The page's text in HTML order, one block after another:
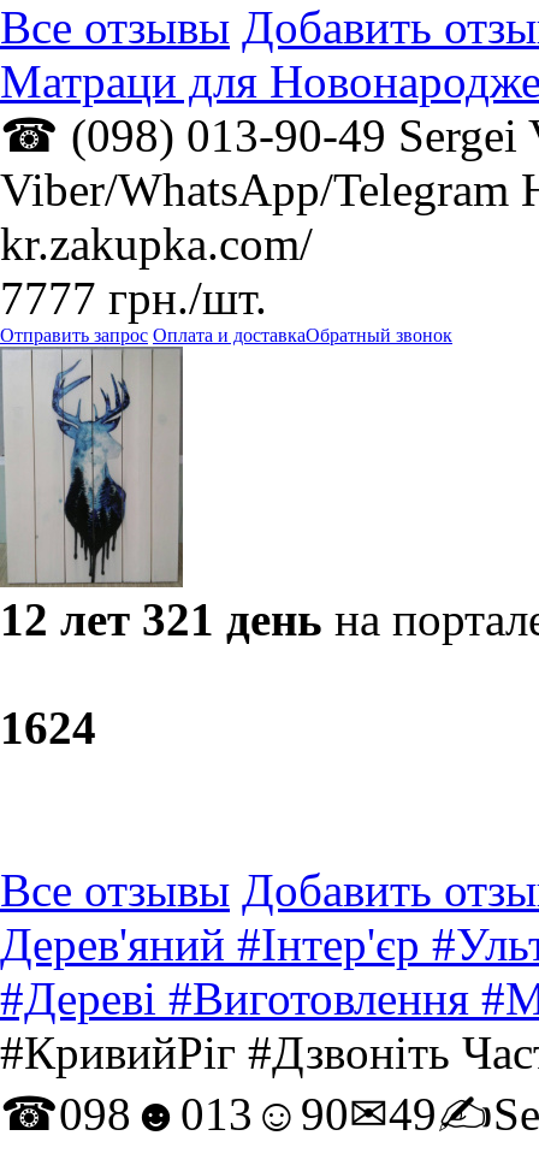
Все отзывы Добавить
​Матраци для
☎ (098) 013-90-49 Sergei
Viber/WhatsApp/Telegram
kr.zakupka.com/
7777 грн./шт.
Отправить запрос Оплата и доставкаОбратный звонок
12 лет 321 день на
1624
Все отзывы Добавить
Дерев'яний #Інтер'єр
#Дереві #Виготовлення
#КривийРіг #Дзвоніть